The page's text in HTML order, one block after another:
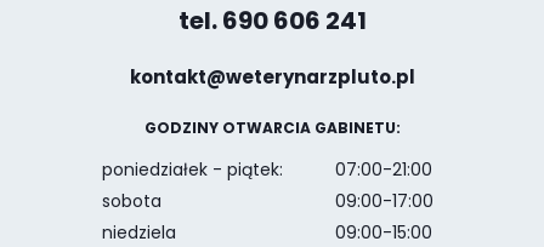
GODZINY OTWARCIA GABINETU:
poniedziałek - piątek:
07:00-21:00
sobota
09:00-17:00
niedziela
09:00-15:00
kontakt@weterynarzpluto.pl
tel. 690 606 241